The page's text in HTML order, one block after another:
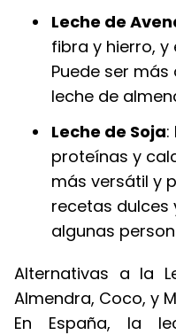
Leche de
fibra y hierro,
Puede ser
leche de
Leche de Soja:
proteínas y
más versátil y
recetas dulces
algunas
Alternativas a la
Almendra, Coco, y
En España, la